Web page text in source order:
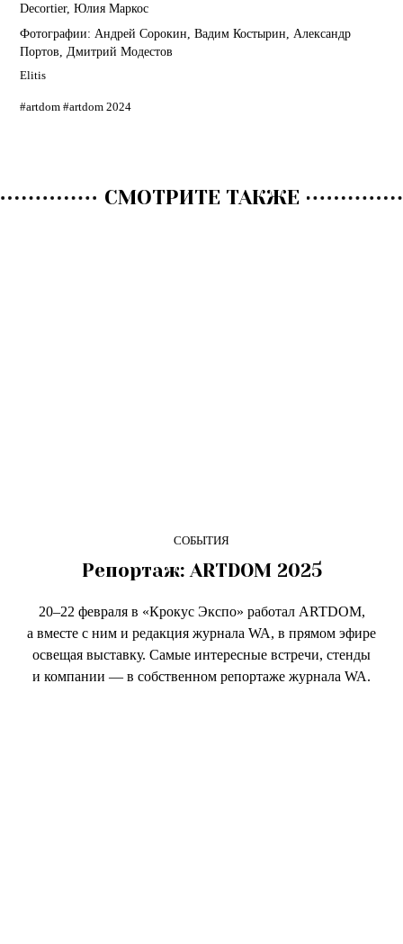
Decortier,Юлия Маркос
Фотографии:Андрей Сорокин,Вадим Костырин,Александр
Портов,Дмитрий Модестов
Elitis
#artdom #artdom 2024
СМОТРИТЕ ТАКЖЕ
СОБЫТИЯ
Репортаж: ARTDOM 2025
20–22 февраля в «Крокус Экспо» работал ARTDOM,
а вместе с ним и редакция журнала WA, в прямом эфире
освещая выставку. Самые интересные встречи, стенды
и компании — в собственном репортаже журнала WA.